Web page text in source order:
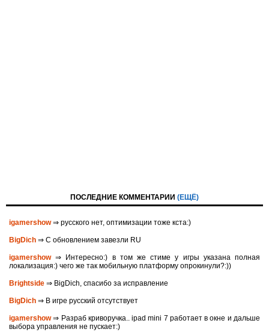
ПОСЛЕДНИЕ КОММЕНТАРИИ (ЕЩЁ)
igamershow⇒ русского нет, оптимизации тоже кста:)
BigDich ⇒ С обновлением завезли RU
igamershow⇒ Интересно:) в том же стиме у игры указана полная
локализация:) чего же так мобильную платформу опрокинули?:))
Brightside ⇒ BigDich, спасибо за исправление
BigDich ⇒ В игре русский отсутствует
igamershow⇒ Разраб криворучка.. ipad mini 7 работает в окне и дальше
выбора управления не пускает:)